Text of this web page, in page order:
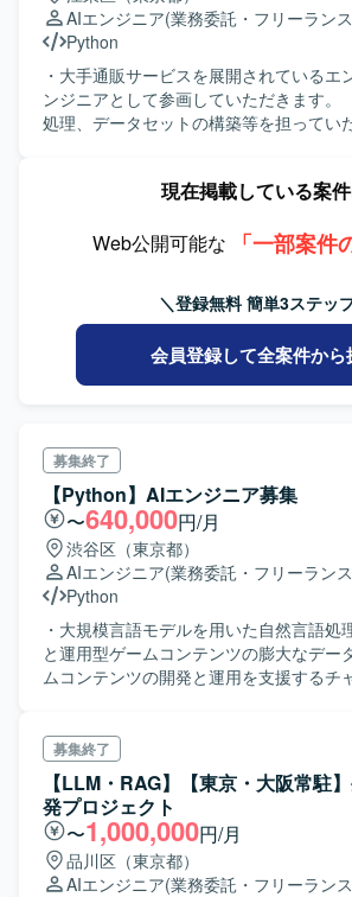
AIエンジニア(業務委託・フリーラン
Python
・大手通販サービスを展開されているエ
ンジニアとして参画していただきます。
処理、データセットの構築等を担ってい
現在掲載している案
Web公開可能な
「一部案件
＼登録無料 簡単3ステッ
会員登録して全案件から
募集終了
【Python】AIエンジニア募集
〜640,000円/月
渋谷区（東京都）
AIエンジニア(業務委託・フリーラン
Python
・大規模言語モデルを用いた自然言語処
と運用型ゲームコンテンツの膨大なデー
ムコンテンツの開発と運用を支援するチ
適化、システムパフォーマンスの評価な
ジェクトの全工程に関与していただきま
募集終了
【LLM・RAG】【東京・大阪常駐
発プロジェクト
〜1,000,000円/月
品川区（東京都）
AIエンジニア(業務委託・フリーラン